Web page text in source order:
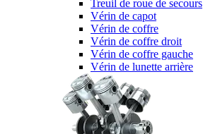
Treuil de roue de secours
Vérin de capot
Vérin de coffre
Vérin de coffre droit
Vérin de coffre gauche
Vérin de lunette arrière